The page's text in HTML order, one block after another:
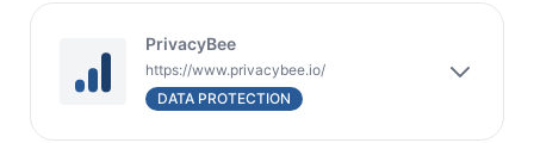
PrivacyBee
https://www.privacybee.io/
DATA PROTECTION